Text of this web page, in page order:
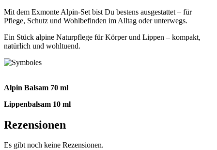
Mit dem Exmonte Alpin-Set bist Du bestens ausgestattet – für
Pflege, Schutz und Wohlbefinden im Alltag oder unterwegs.
Ein Stück alpine Naturpflege für Körper und Lippen – kompakt,
natürlich und wohltuend.
Alpin Balsam 70 ml
Lippenbalsam 10 ml
Rezensionen
Es gibt noch keine Rezensionen.